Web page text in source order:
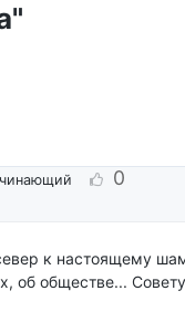
0
к настоящему
об обществе...